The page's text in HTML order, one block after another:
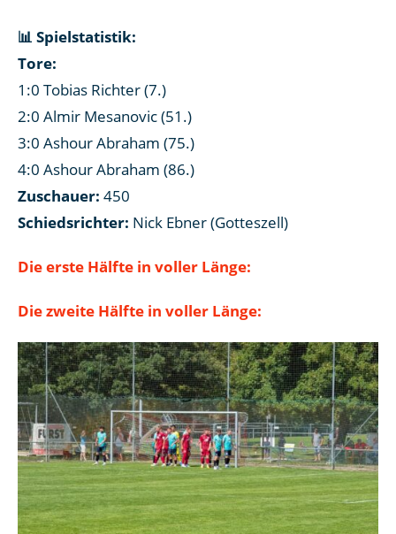
📊 Spielstatistik:
Tore:
1:0 Tobias Richter (7.)
2:0 Almir Mesanovic (51.)
3:0 Ashour Abraham (75.)
4:0 Ashour Abraham (86.)
Zuschauer: 450
Schiedsrichter: Nick Ebner (Gotteszell)
Die erste Hälfte in voller Länge:
Die zweite Hälfte in voller Länge: